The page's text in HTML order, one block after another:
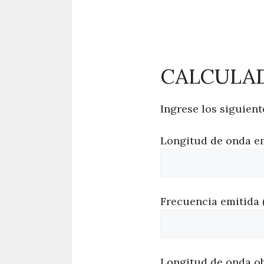
Ingrese los
Longitud de onda
Frecuencia emitida